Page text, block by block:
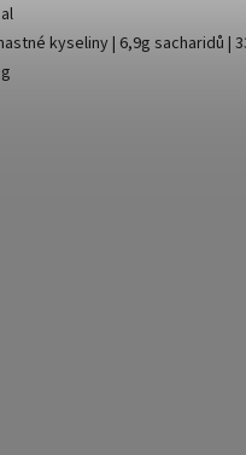
kyseliny | 6,9g sacharidů |